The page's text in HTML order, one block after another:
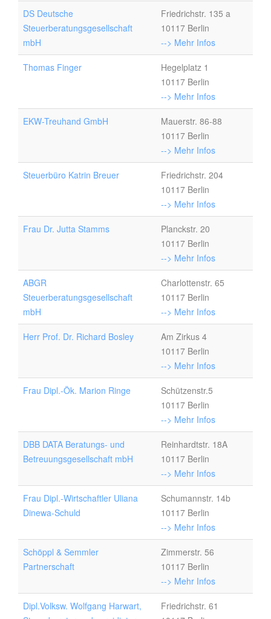
DS Deutsche
Steuerberatungsgesellschaft
mbH
Friedrichstr. 135 a
10117 Berlin
--> Mehr Infos
Thomas Finger
Hegelplatz 1
10117 Berlin
--> Mehr Infos
EKW-Treuhand GmbH
Mauerstr. 86-88
10117 Berlin
--> Mehr Infos
Steuerbüro Katrin Breuer
Friedrichstr. 204
10117 Berlin
--> Mehr Infos
Frau Dr. Jutta Stamms
Planckstr. 20
10117 Berlin
--> Mehr Infos
ABGR
Steuerberatungsgesellschaft
mbH
Charlottenstr. 65
10117 Berlin
--> Mehr Infos
Herr Prof. Dr. Richard Bosley
Am Zirkus 4
10117 Berlin
--> Mehr Infos
Frau Dipl.-Ök. Marion Ringe
Schützenstr.5
10117 Berlin
--> Mehr Infos
DBB DATA Beratungs- und
Betreuungsgesellschaft mbH
Reinhardtstr. 18A
10117 Berlin
--> Mehr Infos
Frau Dipl.-Wirtschaftler Uliana
Dinewa-Schuld
Schumannstr. 14b
10117 Berlin
--> Mehr Infos
Schöppl & Semmler
Partnerschaft
Zimmerstr. 56
10117 Berlin
--> Mehr Infos
Dipl.Volksw. Wolfgang Harwart,
Friedrichstr. 61